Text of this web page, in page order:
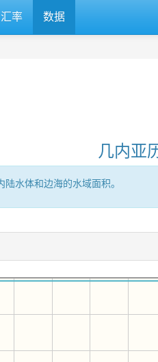
汇率 数据
几内亚
水体和边海的水域面积。